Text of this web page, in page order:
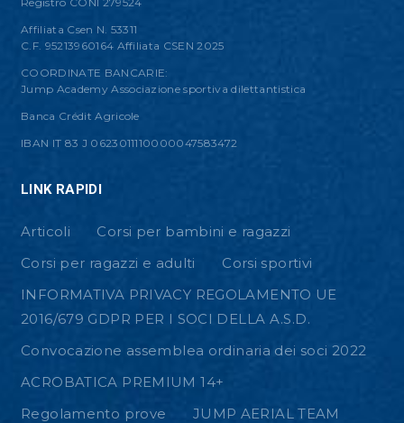
Affiliata Csen N. 53311
C.F. 95213960164 Affiliata CSEN 2025
COORDINATE BANCARIE:
Jump Academy Associazione sportiva dilettantistica
Banca Crédit Agricole
IBAN IT 83 J 0623011110000047583472
LINK RAPIDI
Articoli
Corsi per bambini e ragazzi
Corsi per ragazzi e adulti
Corsi sportivi
INFORMATIVA PRIVACY REGOLAMENTO UE
2016/679 GDPR PER I SOCI DELLA A.S.D.
Convocazione assemblea ordinaria dei soci 2022
ACROBATICA PREMIUM 14+
Regolamento prove
JUMP AERIAL TEAM